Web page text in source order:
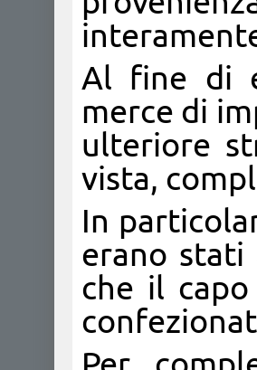
Al fine di
merce di
ulteriore
vista,
In
erano stati
che il